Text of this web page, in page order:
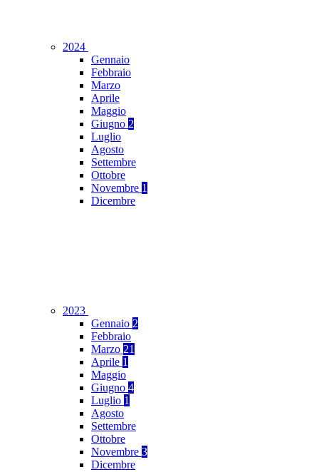
2024
Gennaio
Febbraio
Marzo
Aprile
Maggio
Giugno 2
Luglio
Agosto
Settembre
Ottobre
Novembre 1
Dicembre
2023
Gennaio 2
Febbraio
Marzo 21
Aprile 1
Maggio
Giugno 4
Luglio 1
Agosto
Settembre
Ottobre
Novembre 3
Dicembre